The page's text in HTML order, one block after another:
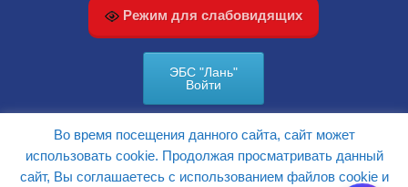
Режим для слабовидящих
ЭБС "Лань"
Войти
КАРТА САЙТА
Во время посещения данного сайта, сайт может
использовать cookie. Продолжая просматривать данный
сайт, Вы соглашаетесь с использованием файлов cookie и